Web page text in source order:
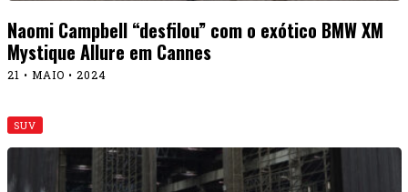
Naomi Campbell “desfilou” com o exótico BMW XM
Mystique Allure em Cannes
21 • MAIO • 2024
SUV